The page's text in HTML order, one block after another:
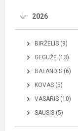
2026
BIRŽELIS (9)
GEGUŽĖ (13)
BALANDIS (6)
KOVAS (5)
VASARIS (10)
SAUSIS (5)